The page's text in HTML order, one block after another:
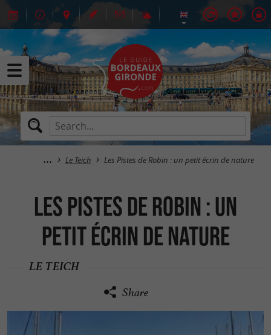
Le Teich Les Pistes de Robin : un petit écrin de nature
Les Pistes de Robin : un
petit écrin de nature
LE TEICH
Share